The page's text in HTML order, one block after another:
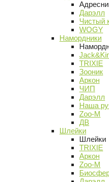
Дарэлл
Чистый
WOGY
Намордники
TRIXIE
Зооник
Аркон
ЧИП
Дарэлл
Наша
Zoo-M
ДВ
Шлейки
Шлейки
TRIXIE
Аркон
Zoo-M